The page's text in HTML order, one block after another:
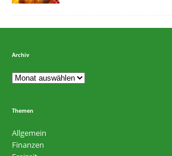
Archiv
Themen
Allgemein
Finanzen